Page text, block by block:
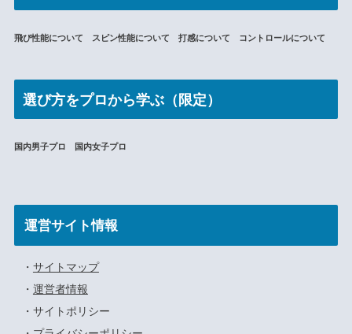
飛び性能について スピン性能について 打感について コントロールについて
選び方をプロから学ぶ（限定）
国内男子プロ 国内女子プロ
運営サイト情報
・ サイトマップ
・ 運営者情報
・サイトポリシー